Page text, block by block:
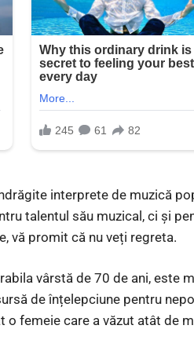
interprete de muzică
talentul său muzical, ci și
vă promit că nu veți regreta.
vârstă de 70 de ani,
de înțelepciune pentru
femeie care a văzut atât de